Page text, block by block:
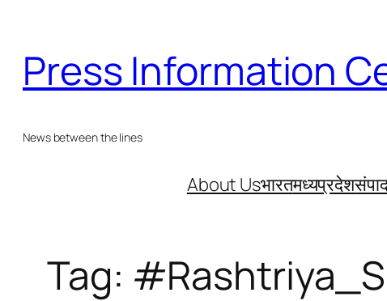
content
Press Information
News between the lines
About Usभारतमध्यप्रदेश
Tag: